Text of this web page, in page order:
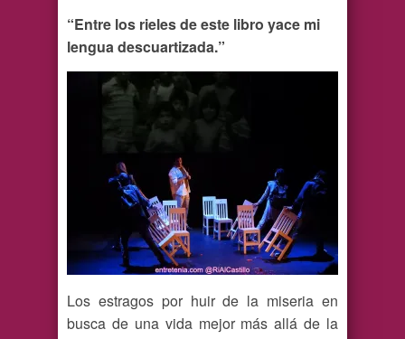
“Entre los rieles de este libro yace mi
lengua descuartizada.”
Los estragos por huir de la miseria en
busca de una vida mejor más allá de la